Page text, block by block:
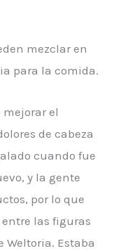
mezclar en
para la comida.
mejorar el
de cabeza
cuando fue
y la gente
por lo que
las figuras
Weltoria. Estaba